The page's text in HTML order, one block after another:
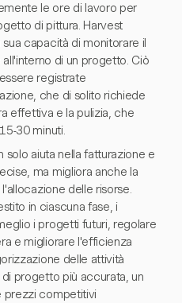
le ore di lavoro per
di pittura. Harvest
capacità di monitorare il
di un progetto. Ciò
registrate
che di solito richiede
effettiva e la pulizia, che
30 minuti.
solo aiuta nella fatturazione e
ma migliora anche la
delle risorse.
in ciascuna fase, i
i progetti futuri, regolare
e migliorare l'efficienza
delle attività
progetto più accurata, un
prezzi competitivi